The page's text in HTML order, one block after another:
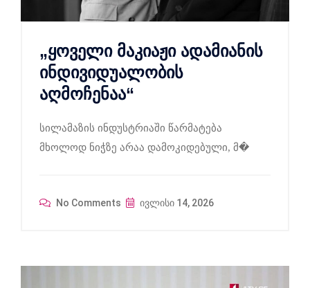
„ყოველი მაკიაჟი ადამიანის
ინდივიდუალობის
აღმოჩენაა“
სილამაზის ინდუსტრიაში წარმატება
მხოლოდ ნიჭზე არაა დამოკიდებული, მ�
No Comments ივლისი 14, 2026